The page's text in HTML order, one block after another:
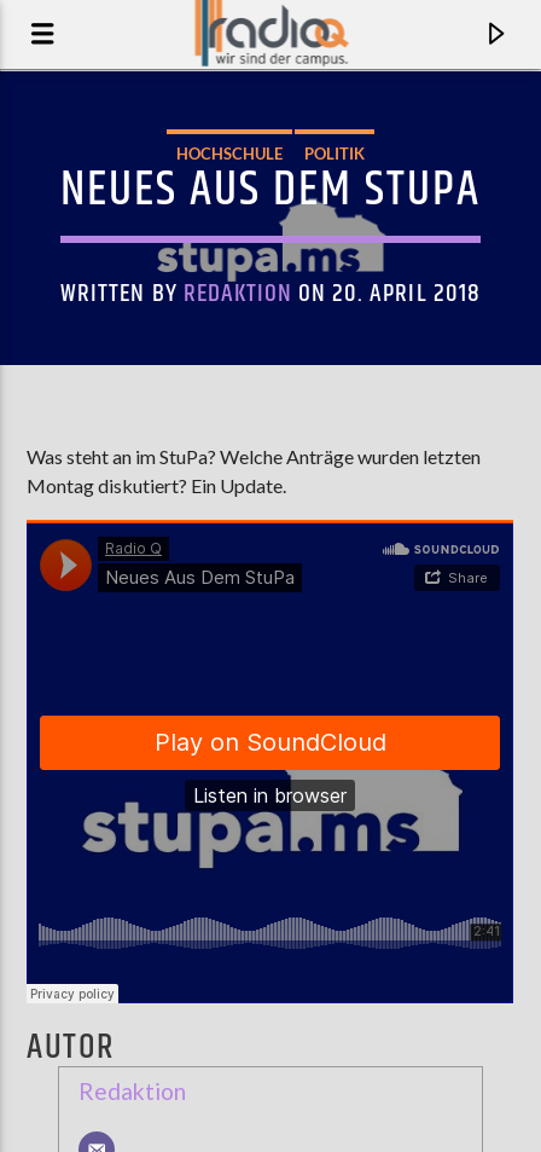
AKTUELLER TRACK
MY RULES
LINSKI
12:00 24:00
ZU HÖREN IN Münster90,9 MHzSteinfurt
HOCHSCHULE POLITIK
NEUES AUS DEM STUPA
WRITTEN BY REDAKTION ON 20. APRIL 2018
Was steht an im StuPa? Welche Anträge wurden letzten
Montag diskutiert? Ein Update.
AUTOR
Redaktion